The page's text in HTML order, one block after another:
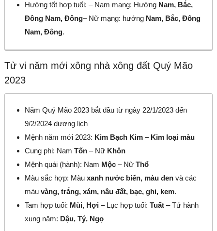
Hướng tốt hợp tuổi: – Nam mạng: Hướng Nam, Bắc,
Đông Nam, Đông– Nữ mạng: hướng Nam, Bắc, Đông
Nam, Đông.
Tử vi năm mới xông nhà xông đất Quý Mão
2023
Năm Quý Mão 2023 bắt đầu từ ngày 22/1/2023 đến
9/2/2024 dương lịch
Mệnh năm mới 2023: Kim Bạch Kim – Kim loại màu
Cung phi: NamTốn – Nữ Khôn
Mệnh quái (hành): Nam Mộc – NữThổ
Màu sắc hợp: Màuxanh nước biển, màu đen và các
màuvàng, trắng, xám, nâu đất, bạc, ghi, kem.
Tam hợp tuổi: Mùi, Hợi – Lục hợp tuổi:Tuất – Tứ hành
xung năm: Dậu, Tý, Ngọ